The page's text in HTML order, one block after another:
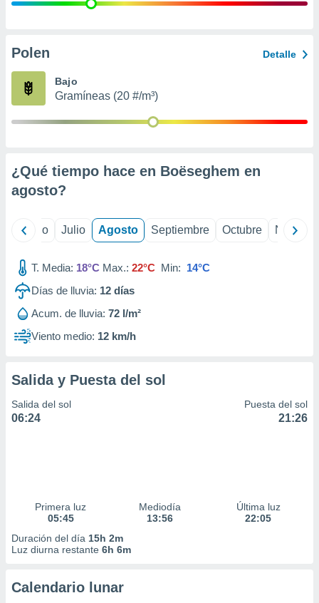
e
publicidad
Polen Detalle
Bajo
Gramíneas (20 #/m³)
¿Qué tiempo hace en Boëseghem en
agosto?
Junio Julio Agosto Septiembre Octubre
T. Media: 18°C Max.: 22°C Min: 14°C
Días de lluvia: 12 días
Acum. de lluvia: 72 l/m²
Viento medio: 12 km/h
Salida y Puesta del sol
Salida del sol
06:24
Puesta del sol
21:26
Primera luz
05:45
Mediodía
13:56
Última luz
22:05
Duración del día 15h 2m
Luz diurna restante 6h 6m
Calendario lunar